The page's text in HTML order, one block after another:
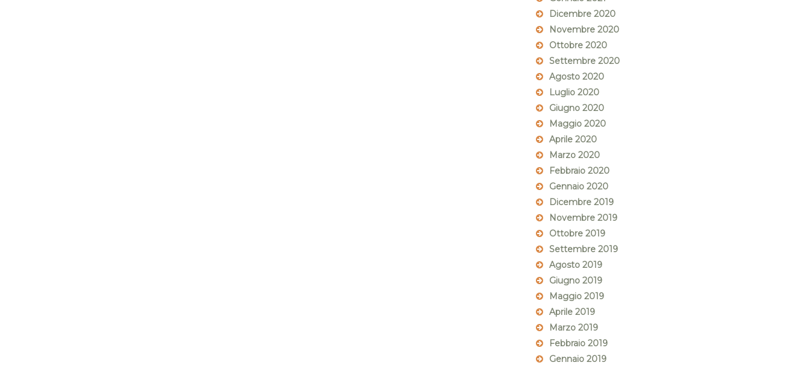
Dicembre 2020
Novembre 2020
Ottobre 2020
Settembre 2020
Agosto 2020
Luglio 2020
Giugno 2020
Maggio 2020
Aprile 2020
Marzo 2020
Febbraio 2020
Gennaio 2020
Dicembre 2019
Novembre 2019
Ottobre 2019
Settembre 2019
Agosto 2019
Giugno 2019
Maggio 2019
Aprile 2019
Marzo 2019
Febbraio 2019
Gennaio 2019